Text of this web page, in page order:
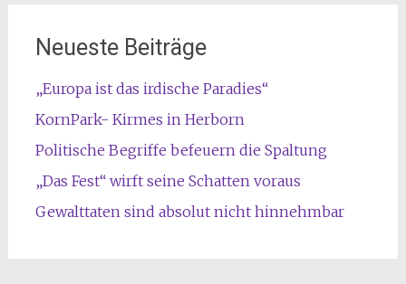
Neueste Beiträge
„Europa ist das irdische Paradies“
KornPark- Kirmes in Herborn
Politische Begriffe befeuern die Spaltung
„Das Fest“ wirft seine Schatten voraus
Gewalttaten sind absolut nicht hinnehmbar